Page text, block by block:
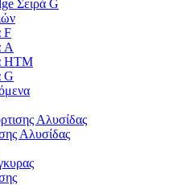
Σειρά G
F
A
HTM
G
Αλυσίδας
Αλυσίδας